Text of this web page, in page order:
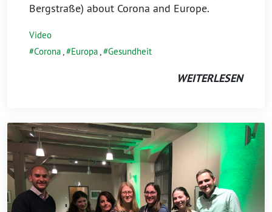
Bergstraße) about Corona and Europe.
Video
Corona, Europa, Gesundheit
WEITERLESEN